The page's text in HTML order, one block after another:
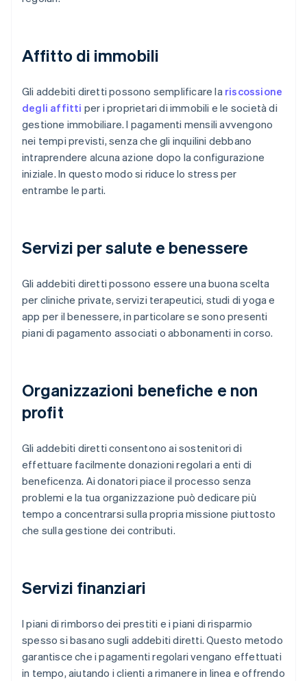
Affitto di immobili
Gli addebiti diretti possono semplificare la riscossione
degli affitti per i proprietari di immobili e le società di
gestione immobiliare. I pagamenti mensili avvengono
nei tempi previsti, senza che gli inquilini debbano
intraprendere alcuna azione dopo la configurazione
iniziale. In questo modo si riduce lo stress per
entrambe le parti.
Servizi per salute e benessere
Gli addebiti diretti possono essere una buona scelta
per cliniche private, servizi terapeutici, studi di yoga e
app per il benessere, in particolare se sono presenti
piani di pagamento associati o abbonamenti in corso.
Organizzazioni benefiche e non
profit
Gli addebiti diretti consentono ai sostenitori di
effettuare facilmente donazioni regolari a enti di
beneficenza. Ai donatori piace il processo senza
problemi e la tua organizzazione può dedicare più
tempo a concentrarsi sulla propria missione piuttosto
che sulla gestione dei contributi.
Servizi finanziari
I piani di rimborso dei prestiti e i piani di risparmio
spesso si basano sugli addebiti diretti. Questo metodo
garantisce che i pagamenti regolari vengano effettuati
in tempo, aiutando i clienti a rimanere in linea e offrendo